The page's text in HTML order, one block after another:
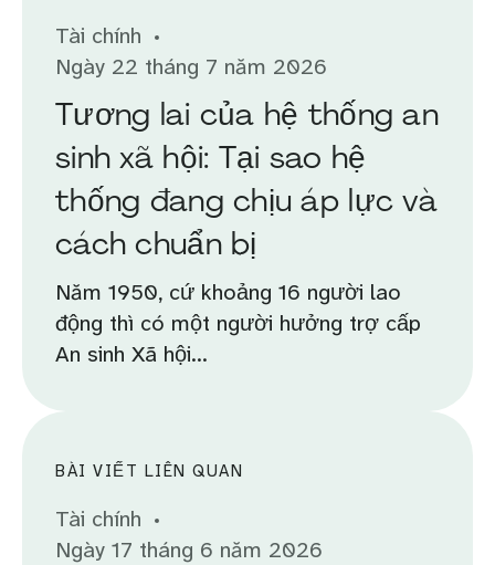
Tài chính
Ngày 22 tháng 7 năm 2026
Tương lai của hệ thống an
sinh xã hội: Tại sao hệ
thống đang chịu áp lực và
cách chuẩn bị
Năm 1950, cứ khoảng 16 người lao
động thì có một người hưởng trợ cấp
An sinh Xã hội...
BÀI VIẾT LIÊN QUAN
Tài chính
Ngày 17 tháng 6 năm 2026